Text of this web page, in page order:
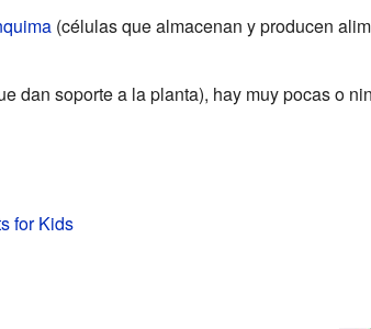
(células que almacenan y producen
dan soporte a la planta), hay muy pocas o
for Kids